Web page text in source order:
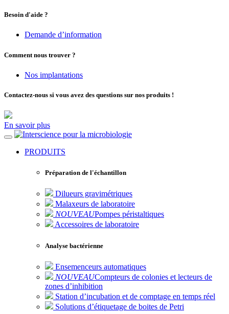
Besoin d'aide ?
Demande d’information
Comment nous trouver ?
Nos implantations
Contactez-nous si vous avez des questions sur nos produits !
En savoir plus
pour la microbiologie
PRODUITS
Préparation de l'échantillon
Dilueurs gravimétriques
Malaxeurs de laboratoire
NOUVEAUPompes péristaltiques
Accessoires de laboratoire
Analyse bactérienne
Ensemenceurs automatiques
NOUVEAUCompteurs de colonies et lecteurs de
zones d’inhibition
Station d’incubation et de comptage en temps réel
Solutions d’étiquetage de boites de Petri